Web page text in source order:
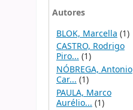
Autores
BLOK, Marcella (1)
CASTRO, Rodrigo
Piro...(1)
NÓBREGA, Antonio
Car... (1)
PAULA, Marco
Aurélio... (1)